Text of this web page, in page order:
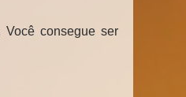
Você consegue ser